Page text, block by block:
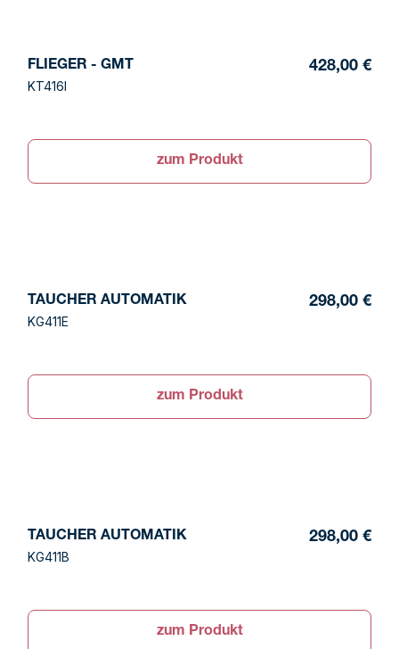
FLIEGER - GMT
KT416I
428,00 €
zum Produkt
TAUCHER AUTOMATIK
KG411E
298,00 €
zum Produkt
TAUCHER AUTOMATIK
KG411B
298,00 €
zum Produkt